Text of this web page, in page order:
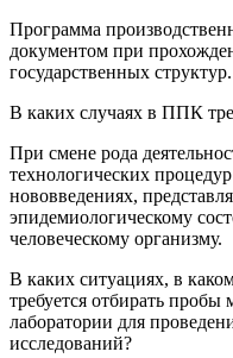
Программа
документом при
государственных структур.
В каких случаях в ППК
При смене рода
технологических
нововведениях,
эпидемиологическому
человеческому организму.
В каких ситуациях, в
требуется отбирать пробы
лаборатории для
исследований?